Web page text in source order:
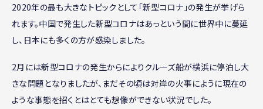
2020年の最も大きなトピックとして「新型コロナ」の発生が挙げら
れます。中国で発生した新型コロナはあっという間に世界中に蔓延
し、日本にも多くの方が感染しました。
2月には新型コロナの発生からによりクルーズ船が横浜に停泊し大
きな問題となりましたが、まだその頃は対岸の火事にように現在の
ような事態を招くとはとても想像ができない状況でした。